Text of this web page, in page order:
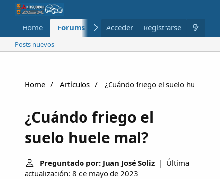
Home Forums Nuevo Miembros
Acceder Registrarse
Posts nuevos
Home Artículos ¿Cuándo friego el suelo huele
¿Cuándo friego el
suelo huele mal?
Preguntado por: Juan José Soliz | Última
actualización: 8 de mayo de 2023